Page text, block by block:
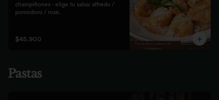
champiñones - elige tu salsa: alfredo /
pomodoro / rosé.
$45.900
Pastas